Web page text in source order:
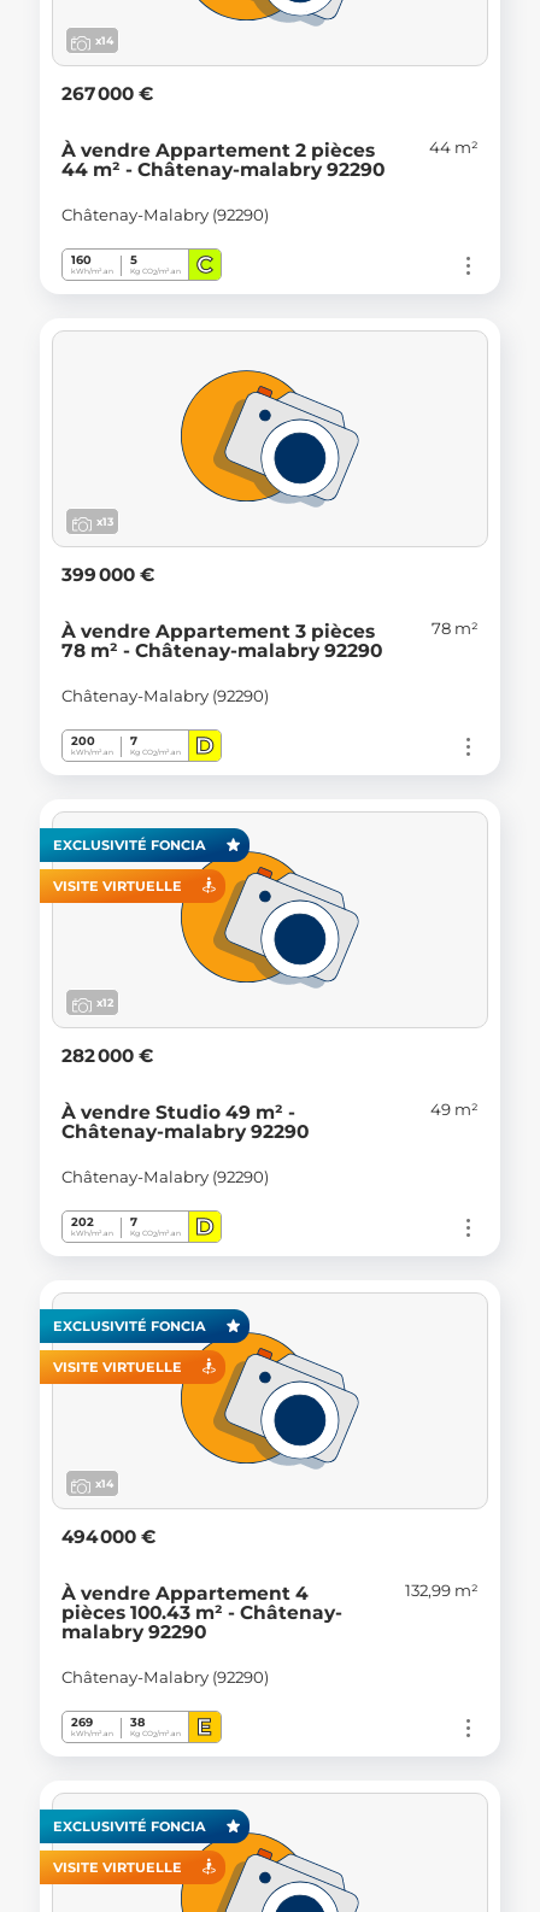
x14
267 000 €
À vendre Appartement 2 pièces
44 m² - Châtenay-malabry 92290
44 m²
Châtenay-Malabry (92290)
160
kWh/m².an
5
Kg CO2/m².an C
x13
399 000 €
À vendre Appartement 3 pièces
78 m² - Châtenay-malabry 92290
78 m²
Châtenay-Malabry (92290)
200
kWh/m².an
7
Kg CO2/m².an D
EXCLUSIVITÉ FONCIA
VISITE VIRTUELLE
x12
282 000 €
À vendre Studio 49 m² -
Châtenay-malabry 92290
49 m²
Châtenay-Malabry (92290)
202
kWh/m².an
7
Kg CO2/m².an D
EXCLUSIVITÉ FONCIA
VISITE VIRTUELLE
x14
494 000 €
À vendre Appartement 4
pièces 100.43 m² - Châtenay-
malabry 92290
132,99 m²
Châtenay-Malabry (92290)
269
kWh/m².an
38
Kg CO2/m².an E
EXCLUSIVITÉ FONCIA
VISITE VIRTUELLE